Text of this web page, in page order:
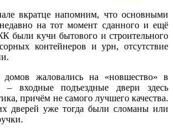
вкратце напомним, что основными
на тот момент сданного и ещё
были кучи бытового и строительного
контейнеров и урн, отсутствие
жаловались на «новшество» в
– входные подъездные двери здесь
причём не самого лучшего качества.
дверей уже тогда были сломаны или